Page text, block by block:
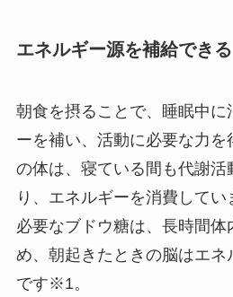
エネルギー源を補給できる
朝食を摂ることで、睡眠中に
ーを補い、活動に必要な力を
の体は、寝ている間も代謝活
り、エネルギーを消費して
必要なブドウ糖は、長時間体
め、朝起きたときの脳はエネ
です※1。